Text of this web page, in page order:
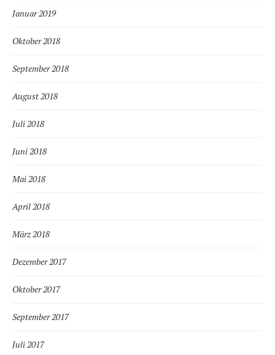
Januar 2019
Oktober 2018
September 2018
August 2018
Juli 2018
Juni 2018
Mai 2018
April 2018
März 2018
Dezember 2017
Oktober 2017
September 2017
Juli 2017